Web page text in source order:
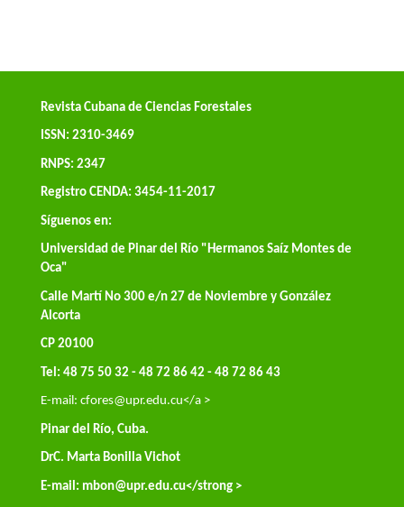
Revista Cubana de Ciencias Forestales
ISSN: 2310-3469
RNPS: 2347
Registro CENDA: 3454-11-2017
Síguenos en:
Universidad de Pinar del Río "Hermanos Saíz Montes de
Oca"
Calle Martí No 300 e/n 27 de Noviembre y González
Alcorta
CP 20100
Tel: 48 75 50 32 - 48 72 86 42 - 48 72 86 43
E-mail: cfores@upr.edu.cu</a >
Pinar del Río, Cuba.
DrC. Marta Bonilla Vichot
E-mail: mbon@upr.edu.cu</strong >